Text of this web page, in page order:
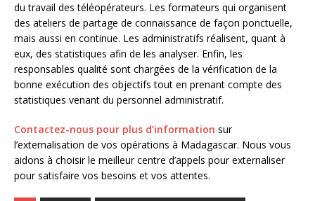
du travail des téléopérateurs. Les formateurs qui organisent
des ateliers de partage de connaissance de façon ponctuelle,
mais aussi en continue. Les administratifs réalisent, quant à
eux, des statistiques afin de les analyser. Enfin, les
responsables qualité sont chargées de la vérification de la
bonne exécution des objectifs tout en prenant compte des
statistiques venant du personnel administratif.
Contactez-nous pour plus d’information sur
l’externalisation de vos opérations à Madagascar. Nous vous
aidons à choisir le meilleur centre d’appels pour externaliser
pour satisfaire vos besoins et vos attentes.